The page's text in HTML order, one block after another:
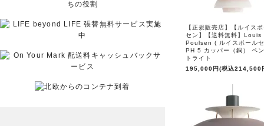
【正規販売店】【ルイス
セン】【送料無料】Louis
Poulsen ( ルイスポール
PH 5 カッパー（銅） ペ
トライト
195,000円(税込214,500